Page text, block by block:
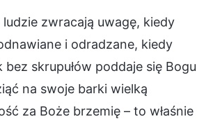
zwracają uwagę, kiedy
i odradzane, kiedy
bez skrupułów poddaje się Bogu
na swoje barki wielką
za Boże brzemię – to właśnie